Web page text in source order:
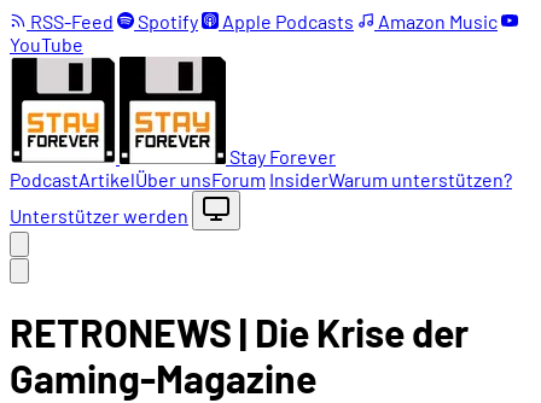
RSS-Feed Spotify Apple Podcasts
Amazon Music
YouTube
Stay Forever
PodcastArtikelÜber unsForum InsiderWarum unterstützen?
Unterstützer werden
RETRONEWS | Die Krise der
Gaming-Magazine